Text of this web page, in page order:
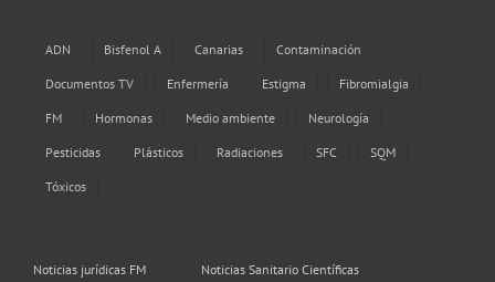
ADN Bisfenol A Canarias Contaminación
Documentos TV Enfermería Estigma Fibromialgia
FM Hormonas Medio ambiente Neurología
Pesticidas Plásticos Radiaciones SFC SQM
Tóxicos
Noticias jurídicas FM
Noticias Sanitario Científicas